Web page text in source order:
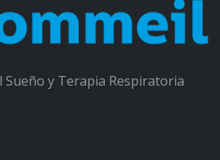
Sueño y Terapia Respiratoria